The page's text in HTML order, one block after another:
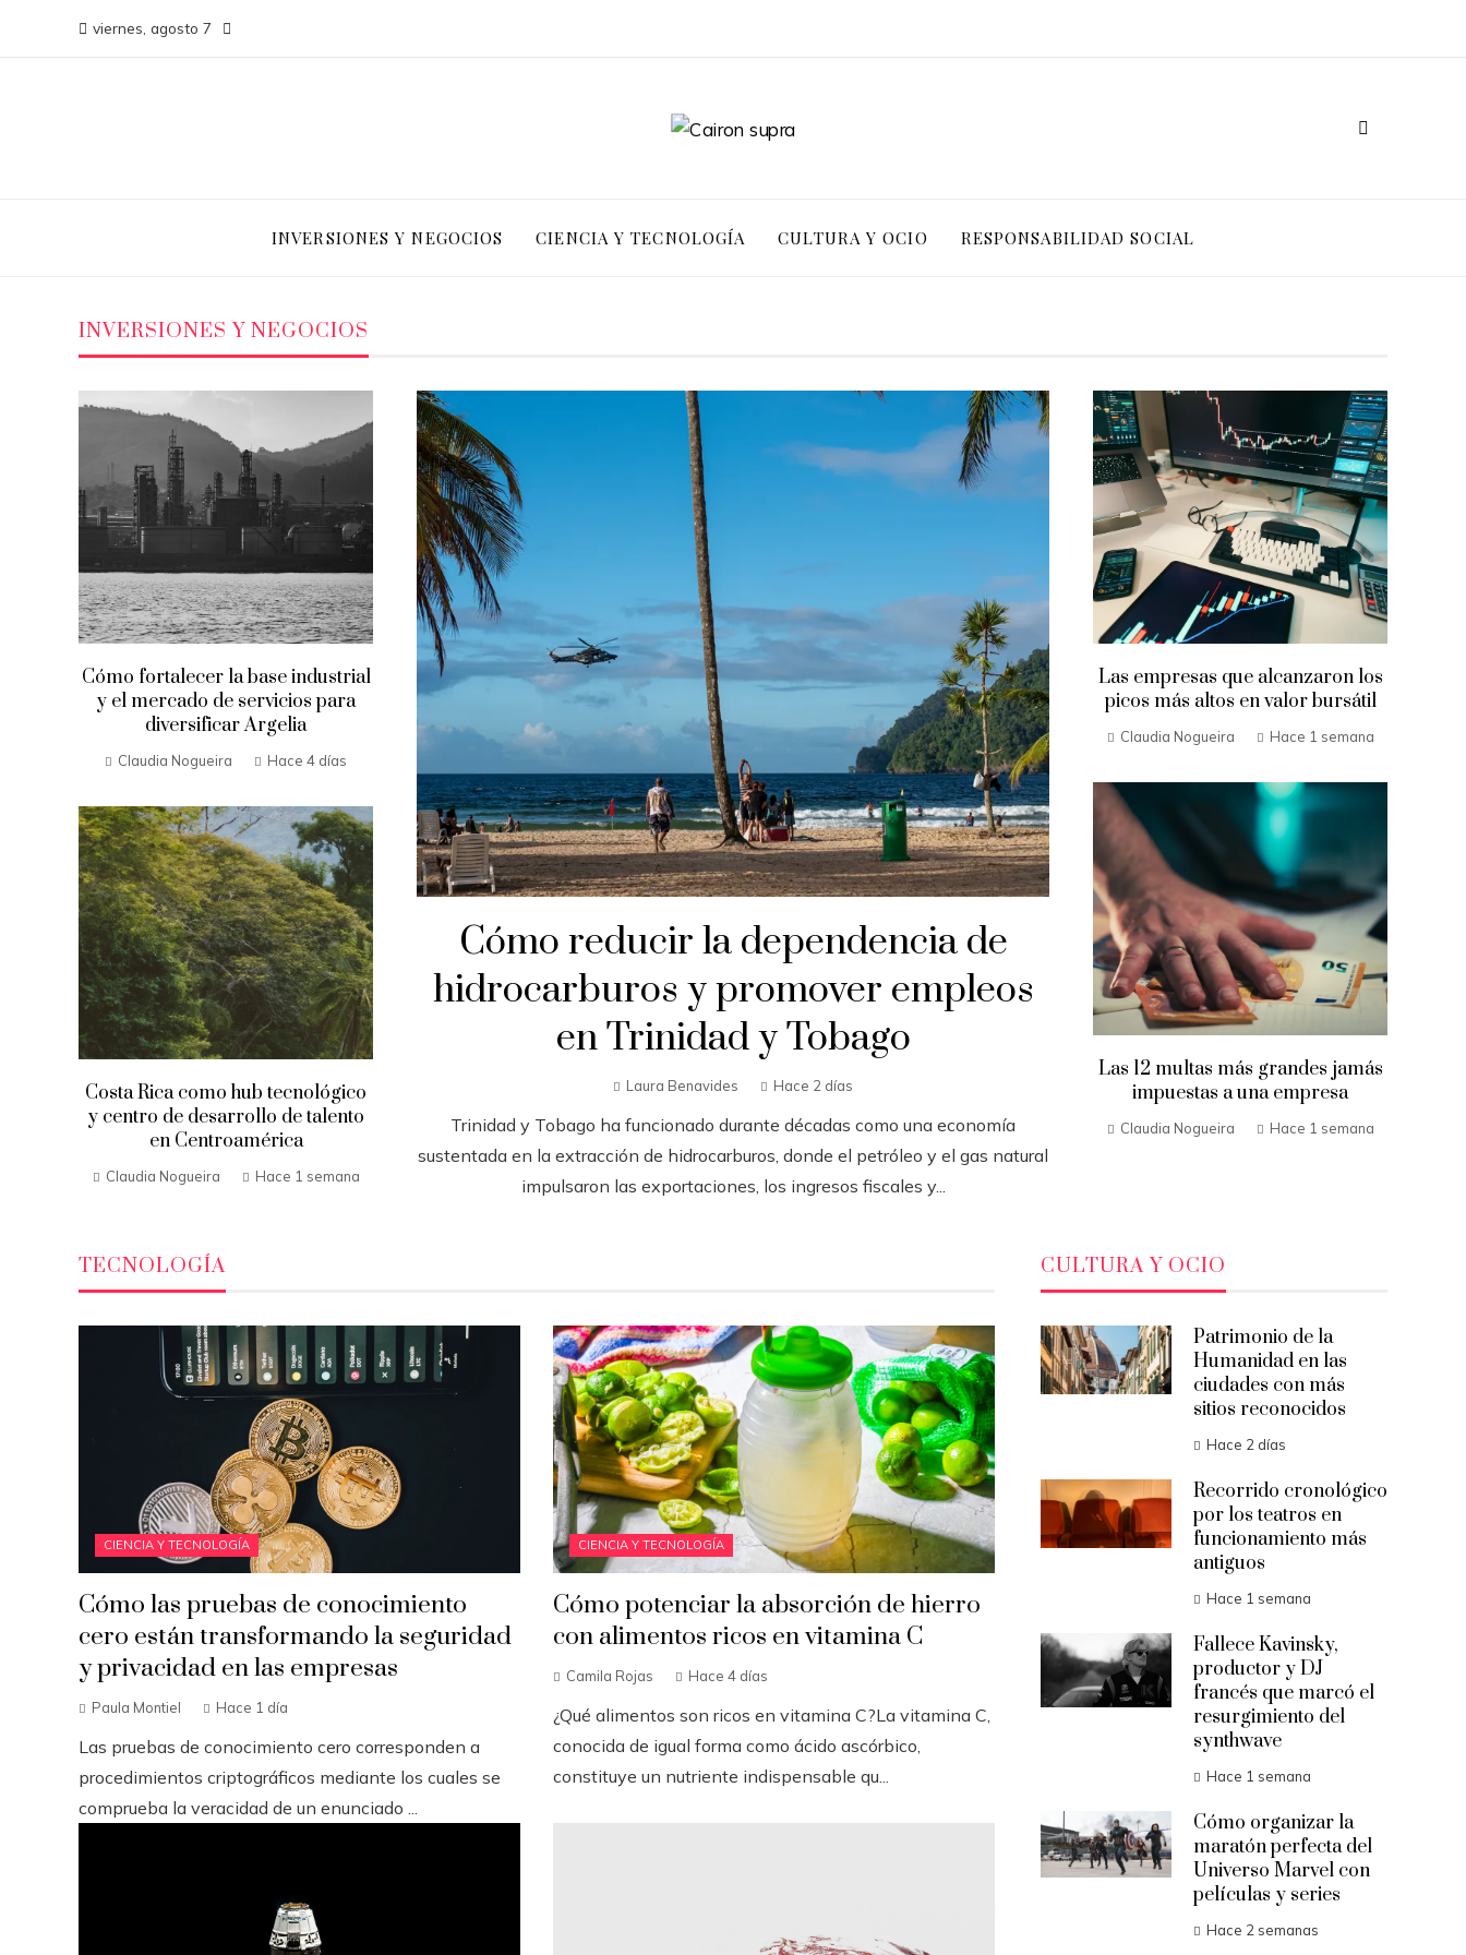
viernes, agosto 7
INVERSIONES Y NEGOCIOS CIENCIA Y TECNOLOGÍA CULTURA Y OCIO RESPONSABILIDAD SOCIAL
INVERSIONES Y NEGOCIOS
Cómo reducir la dependencia de
hidrocarburos y promover empleos
en Trinidad y Tobago
Laura Benavides Hace 2 días
Trinidad y Tobago ha funcionado durante décadas como una economía
sustentada en la extracción de hidrocarburos, donde el petróleo y el gas natural
impulsaron las exportaciones, los ingresos fiscales y...
Cómo fortalecer la base industrial
y el mercado de servicios para
diversificar Argelia
Claudia Nogueira Hace 4 días
Costa Rica como hub tecnológico
y centro de desarrollo de talento
en Centroamérica
Claudia Nogueira Hace 1 semana
Las empresas que alcanzaron los
picos más altos en valor bursátil
Claudia Nogueira Hace 1 semana
Las 12 multas más grandes jamás
impuestas a una empresa
Claudia Nogueira Hace 1 semana
TECNOLOGÍA
CIENCIA Y TECNOLOGÍA
Cómo las pruebas de conocimiento
cero están transformando la seguridad
y privacidad en las empresas
Paula Montiel Hace 1 día
Las pruebas de conocimiento cero corresponden a
procedimientos criptográficos mediante los cuales se
comprueba la veracidad de un enunciado ...
CIENCIA Y TECNOLOGÍA
Cómo potenciar la absorción de hierro
con alimentos ricos en vitamina C
Camila Rojas Hace 4 días
¿Qué alimentos son ricos en vitamina C?La vitamina C,
conocida de igual forma como ácido ascórbico,
constituye un nutriente indispensable qu...
CULTURA Y OCIO
Patrimonio de la
Humanidad en las
ciudades con más
sitios reconocidos
Hace 2 días
Recorrido cronológico
por los teatros en
funcionamiento más
antiguos
Hace 1 semana
Fallece Kavinsky,
productor y DJ
francés que marcó el
resurgimiento del
synthwave
Hace 1 semana
Cómo organizar la
maratón perfecta del
Universo Marvel con
películas y series
Hace 2 semanas